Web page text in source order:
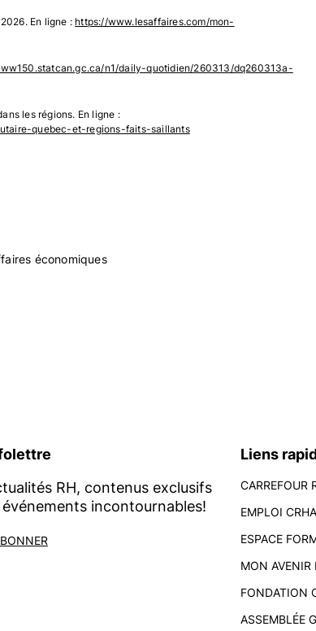
En ligne : https://www.lesaffaires.com/mon-
n1/daily-quotidien/260313/dq260313a-
les régions. En ligne :
quebec-et-regions-faits-saillants
économiques
RH, contenus exclusifs
incontournables!
Liens
CARREFOUR
EMPLOI
ESPACE
MON AVENIR
FONDATION
ASSEMBLÉE